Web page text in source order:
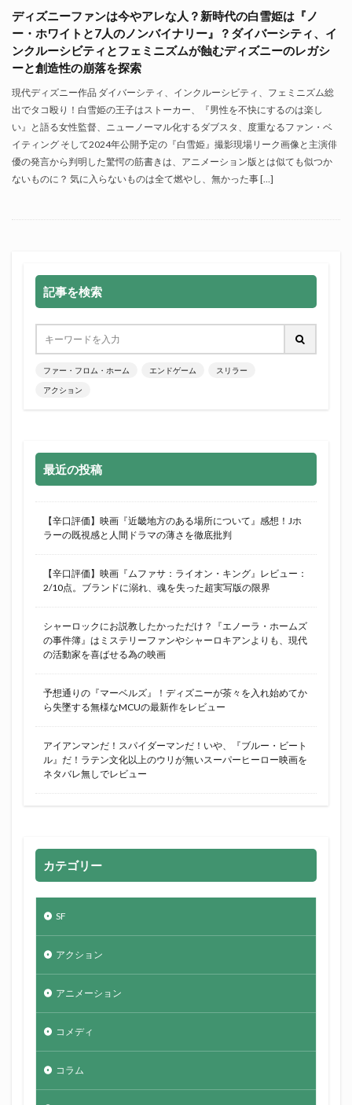
ディズニーファンは今やアレな人？新時代の白雪姫は『ノ
ー・ホワイトと7人のノンバイナリー』？ダイバーシティ、イ
ンクルーシビティとフェミニズムが蝕むディズニーのレガシ
ーと創造性の崩落を探索
現代ディズニー作品 ダイバーシティ、インクルーシビティ、フェミニズム総
出でタコ殴り！白雪姫の王子はストーカー、『男性を不快にするのは楽し
い』と語る女性監督、ニューノーマル化するダブスタ、度重なるファン・ベ
イティング そして2024年公開予定の『白雪姫』撮影現場リーク画像と主演俳
優の発言から判明した驚愕の筋書きは、アニメーション版とは似ても似つか
ないものに？ 気に入らないものは全て燃やし、無かった事 […]
記事を検索
ファー・フロム・ホーム エンドゲーム スリラー
アクション
最近の投稿
【辛口評価】映画『近畿地方のある場所について』感想！Jホ
ラーの既視感と人間ドラマの薄さを徹底批判
【辛口評価】映画『ムファサ：ライオン・キング』レビュー：
2/10点。ブランドに溺れ、魂を失った超実写版の限界
シャーロックにお説教したかっただけ？『エノーラ・ホームズ
の事件簿』はミステリーファンやシャーロキアンよりも、現代
の活動家を喜ばせる為の映画
予想通りの『マーベルズ』！ディズニーが茶々を入れ始めてか
ら失墜する無様なMCUの最新作をレビュー
アイアンマンだ！スパイダーマンだ！いや、『ブルー・ビート
ル』だ！ラテン文化以上のウリが無いスーパーヒーロー映画を
ネタバレ無しでレビュー
カテゴリー
SF
アクション
アニメーション
コメディ
コラム